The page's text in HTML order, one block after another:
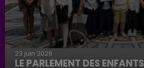
23 juin 2026
LE PARLEMENT DES ENFANTS